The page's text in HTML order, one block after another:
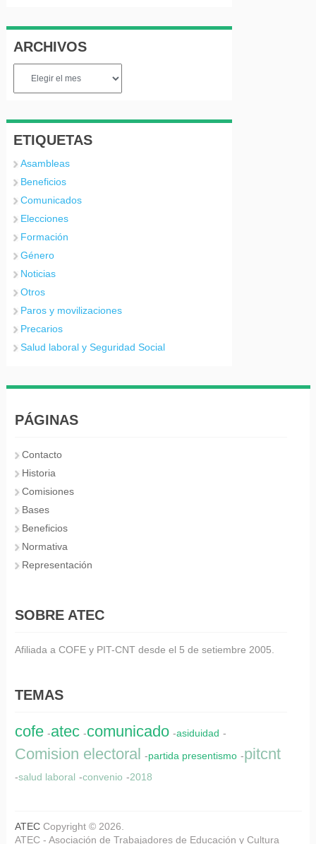
ARCHIVOS
ETIQUETAS
Asambleas
Beneficios
Comunicados
Elecciones
Formación
Género
Noticias
Otros
Paros y movilizaciones
Precarios
Salud laboral y Seguridad Social
PÁGINAS
Contacto
Historia
Comisiones
Bases
Beneficios
Normativa
Representación
SOBRE ATEC
Afiliada a COFE y PIT-CNT desde el 5 de setiembre 2005.
TEMAS
cofe -atec -comunicado -asiduidad -
Comision electoral -partida presentismo -pitcnt
-salud laboral -convenio -2018
ATECCopyright © 2026.
ATEC - Asociación de Trabajadores de Educación y Cultura